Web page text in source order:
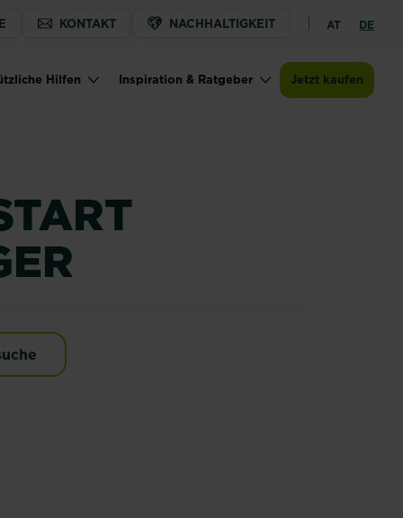
KONTAKT NACHHALTIGKEIT AT DE
Hilfen Inspiration & Ratgeber Jetzt kaufen
Jetzt kaufenSUBSTRAL® Start Rasendünger
Zur Händlersuche